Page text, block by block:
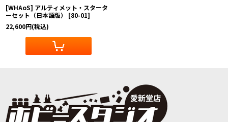
[WHAoS] アルティメット・スタータ
ーセット（日本語版）
[80-01]
22,600円(税込)